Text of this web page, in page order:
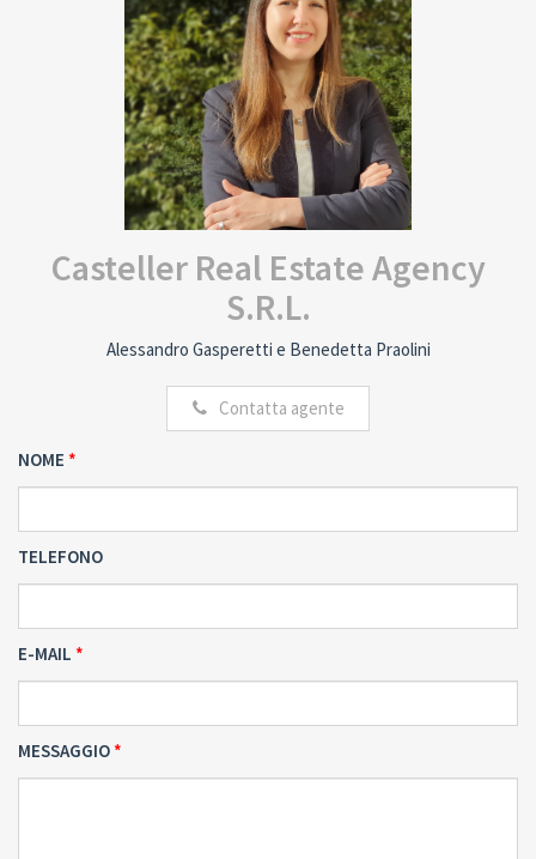
Casteller Real Estate Agency
S.R.L.
Alessandro Gasperetti e Benedetta Praolini
Contatta agente
NOME
TELEFONO
E-MAIL
MESSAGGIO